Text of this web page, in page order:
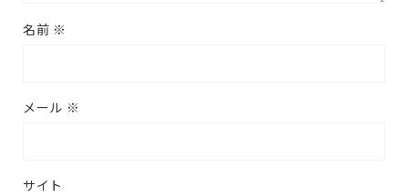
名前 ※
メール ※
サイト